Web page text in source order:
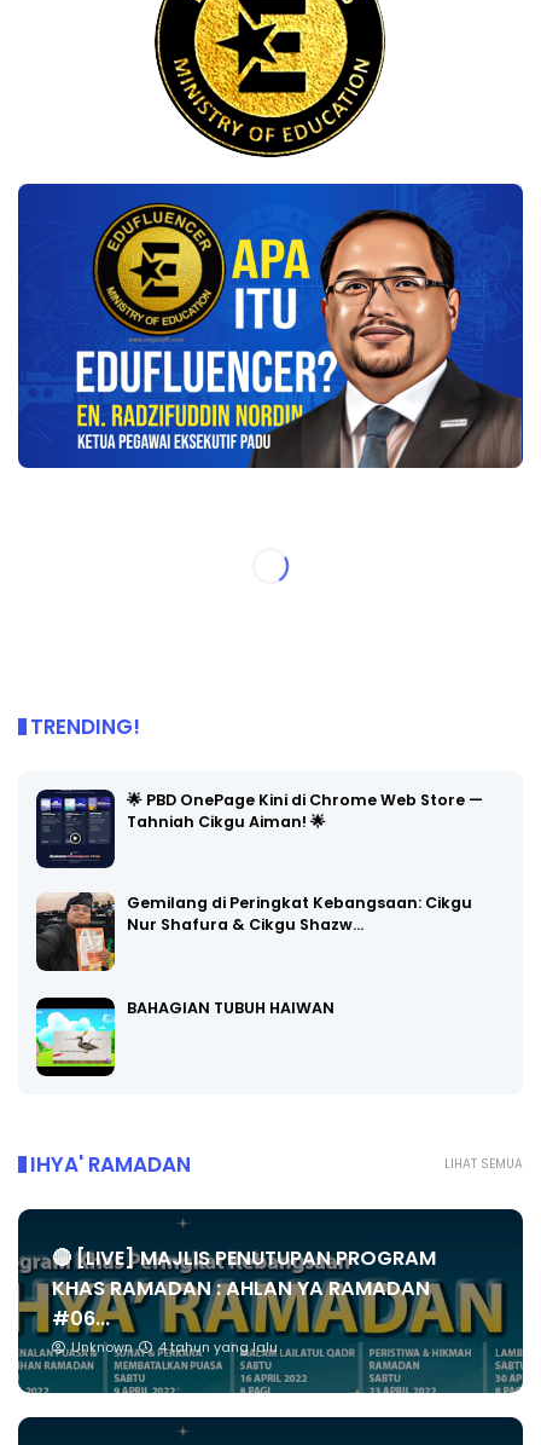
TRENDING!
🌟 PBD OnePage Kini di Chrome Web Store —
Tahniah Cikgu Aiman! 🌟
Gemilang di Peringkat Kebangsaan: Cikgu
Nur Shafura & Cikgu Shazw…
BAHAGIAN TUBUH HAIWAN
LIHAT SEMUA
IHYA' RAMADAN
🔴 [LIVE] MAJLIS PENUTUPAN PROGRAM
KHAS RAMADAN : AHLAN YA RAMADAN
#06...
Unknown 4 tahun yang lalu